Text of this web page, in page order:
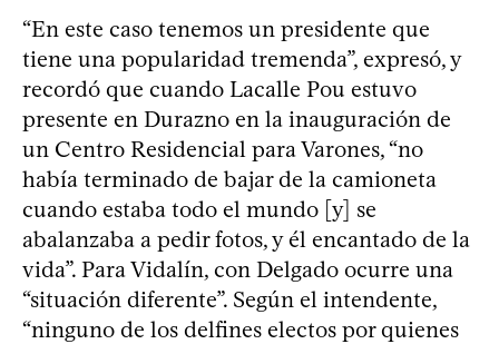
“En este caso tenemos un presidente que
tiene una popularidad tremenda”, expresó, y
recordó que cuando Lacalle Pou estuvo
presente en Durazno en la inauguración de
un Centro Residencial para Varones, “no
había terminado de bajar de la camioneta
cuando estaba todo el mundo [y] se
abalanzaba a pedir fotos, y él encantado de la
vida”. Para Vidalín, con Delgado ocurre una
“situación diferente”. Según el intendente,
“ninguno de los delfines electos por quienes